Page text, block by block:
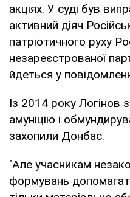
акціях. У суді був
активний діяч
патріотичного руху
незареєстрованої
йдеться у
Із 2014 року Логінов
амуніцію і
захопили Донбас.
"Але учасникам
формувань